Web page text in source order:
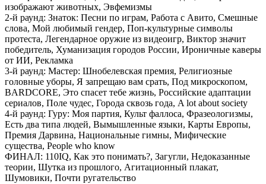
изображают животных, Эвфемизмы
2-й раунд: Знаток: Песни по играм, Работа с Авито, Смешные
слова, Мой любимый гендер, Поп-культурные символы
протеста, Легендарное оружие из видеоигр, Виктор значит
победитель, Хуманизация городов России, Ироничные каверы
от ИИ, Рекламка
3-й раунд: Мастер: Шнобелевская премия, Религиозные
головные уборы, Я запрещаю вам срать, Под микроскопом,
BARDCORE, Это спасет тебе жизнь, Российские адаптации
сериалов, Поле чудес, Города сквозь года, A lot about society
4-й раунд: Гуру: Моя партия, Культ фаллоса, Фразеологизмы,
Есть два типа людей, Вымышленные языки, Карты Европы,
Премия Дарвина, Национальные гимны, Мифические
существа, People who know
ФИНАЛ: 110IQ, Как это понимать?, Загугли, Недоказанные
теории, Шутка из прошлого, Агитационный плакат,
Шумовики, Почти ругательство